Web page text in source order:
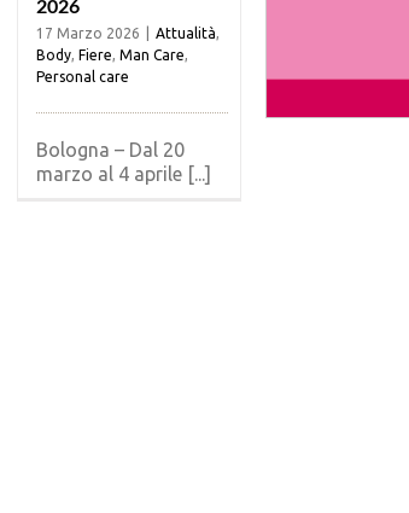
2026
17 Marzo 2026 Attualità
Body, Fiere Man Care
Personal care
Bologna – Dal 20
marzo al 4 aprile [...]